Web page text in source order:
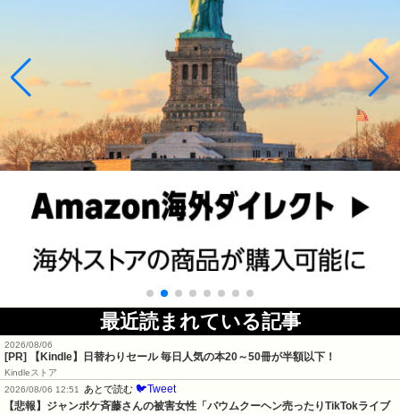
最近読まれている記事
2026/08/06
[PR] 【Kindle】日替わりセール 毎日人気の本20～50冊が半額以下！
Kindleストア
2026/08/06 12:51
あとで読む 🐦Tweet
【悲報】ジャンポケ斉藤さんの被害女性「バウムクーヘン売ったりTikTokライブ